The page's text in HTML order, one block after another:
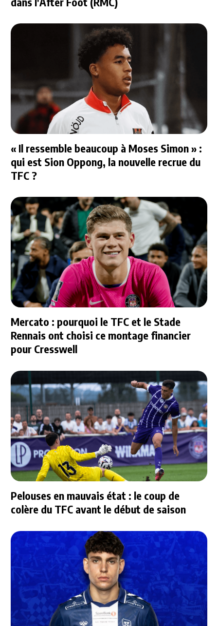
« Il ressemble beaucoup à Moses Simon » :
qui est Sion Oppong, la nouvelle recrue du
TFC ?
Mercato : pourquoi le TFC et le Stade
Rennais ont choisi ce montage financier
pour Cresswell
Pelouses en mauvais état : le coup de
colère du TFC avant le début de saison